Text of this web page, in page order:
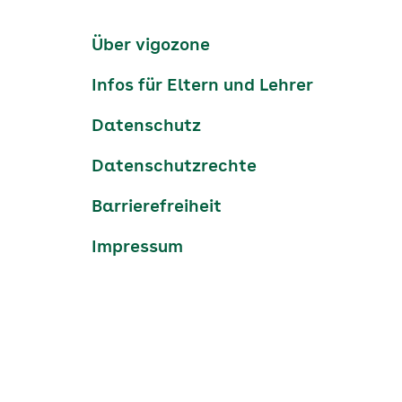
Services-
Über vigozone
Infos für Eltern und Lehrer
Datenschutz
Datenschutzrechte
Barrierefreiheit
Impressum